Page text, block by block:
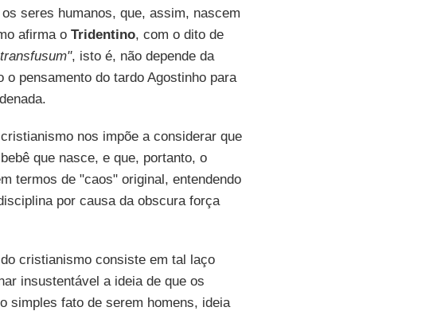
seres humanos, que, assim, nascem
afirma o Tridentino, com o dito de
, isto é, não depende da
pensamento do tardo Agostinho para
nos impõe a considerar que
que nasce, e que, portanto, o
termos de "caos" original, entendendo
por causa da obscura força
cristianismo consiste em tal laço
insustentável a ideia de que os
simples fato de serem homens, ideia